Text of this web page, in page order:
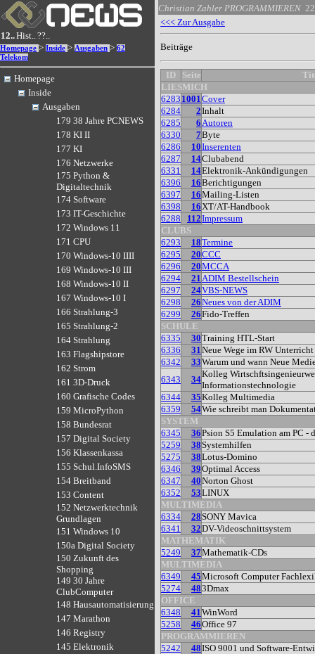
12..Hist..??..
Homepage > Inside > Ausgaben > 62
Telekom
Homepage
Inside
Ausgaben
179 38 Jahre PCNEWS
178 KI II
177 KI
176 Netzwerke
175 Python &
Digitaltechnik
174 Software
173 IT-Geschichte
172 Windows 11
171 CPU
170 Windows-10 IIII
169 Windows-10 III
168 Windows-10 II
167 Windows-10 I
166 Strahlung-3
165 Strahlung-2
164 Strahlung
163 Flagshipstore
162 Strom
161 3D-Druck
160 Grafische Codes
159 MicroPython
158 Bundesrat
157 Digital Society
156 Klassenkassa
155 Schul.InfoSMS
154 Breitband
153 Content
152 Netzwerktechnik
Grundlagen
151 Windows 10
150a Digital Society
150 Zukunft des
Shopping
149 30 Jahre
ClubComputer
148 Hausautomatisierung
147 Marathon
146 Registry
145 Elektronik
Christian Zahler PROGRAMMIEREN
<<< Zur Ausgabe
Beiträge
ID Seite
LIESMICH
6283 1001Cover
6284
2Inhalt
6285
6Autoren
6330
7Byte
6286
10Inserenten
6287
14Clubabend
6331
14Elektronik-Ankündigungen
6396
16Berichtigungen
6397
16Mailing-Listen
6398
16XT/AT-Handbook
6288
112Impressum
CLUBS
6293
18Termine
6295
20CCC
6296
20MCCA
6294
21ADIM Bestellschein
6297
24VBS-NEWS
6298
26Neues von der ADIM
6299
26Fido-Treffen
SCHULE
6335
30Training HTL-Start
6336
31Neue Wege im RW Unterricht
6342
33Warum und wann Neue
6343
34
Kolleg
Informationstechnologie
6344
35Kolleg Multimedia
6359
54Wie schreibt man
SYSTEM
6345
36Psion S5 Emulation am PC -
5259
38Systemhilfen
5275
38Lotus-Domino
6346
39Optimal Access
6347
40Norton Ghost
6352
53LINUX
MULTIMEDIA
6334
28SONY Mavica
6341
32DV-Videoschnittsystem
MATHEMATIK
5249
37Mathematik-CDs
MULTIMEDIA
6349
45Microsoft Computer
5274
483Dmax
OFFICE
6348
41WinWord
5258
46Office 97
PROGRAMMIEREN
5242
48ISO 9001 und Software-